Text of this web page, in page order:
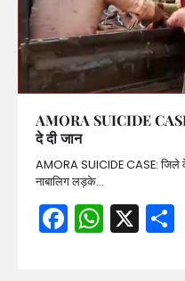
AMORA SUICIDE
दे दी जान
AMORA SUICIDE CASE: जिले
नाबालिग लड़के…
Facebook
X